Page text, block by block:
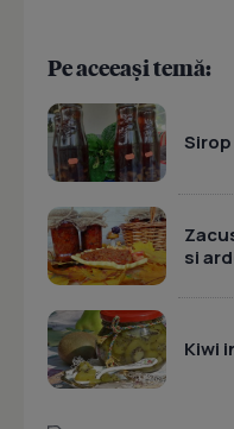
Pe aceeași temă:
si
Kiwi